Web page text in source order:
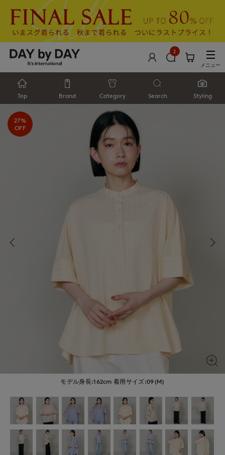
2
メニュー
Top Brand Category Search Styling
モデル身長:162cm 着用サイズ:09(M)
27%
OFF